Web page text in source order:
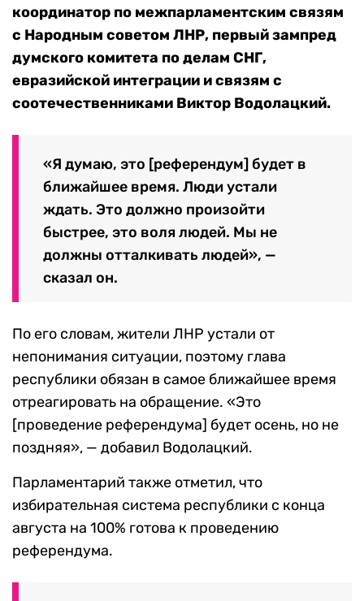
координатор по межпарламентским связям
с Народным советом ЛНР, первый зампред
думского комитета по делам СНГ,
евразийской интеграции и связям с
соотечественниками Виктор Водолацкий.
«Я думаю, это [референдум] будет в
ближайшее время. Люди устали
ждать. Это должно произойти
быстрее, это воля людей. Мы не
должны отталкивать людей», —
сказал он.
По его словам, жители ЛНР устали от
непонимания ситуации, поэтому глава
республики обязан в самое ближайшее время
отреагировать на обращение. «Это
[проведение референдума] будет осень, но не
поздняя», — добавил Водолацкий.
Парламентарий также отметил, что
избирательная система республики с конца
августа на 100% готова к проведению
референдума.